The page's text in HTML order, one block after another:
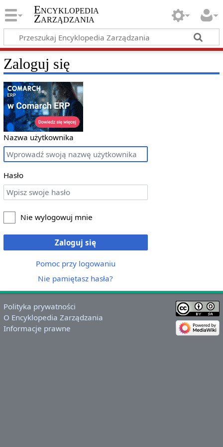
Encyklopedia
Zarządzania
Zaloguj się
Nazwa użytkownika
Hasło
Nie wylogowuj mnie
Zaloguj się
Pomoc przy logowaniu
Nie pamiętasz hasła?
Polityka prywatności
O Encyklopedia Zarządzania
Informacje prawne